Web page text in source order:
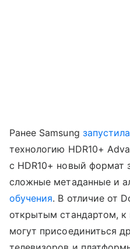
Ранее Samsung запустила
технологию HDR10+
с HDR10+ новый формат
сложные метаданные и
обучения. В отличие от
открытым стандартом, к
могут присоединиться